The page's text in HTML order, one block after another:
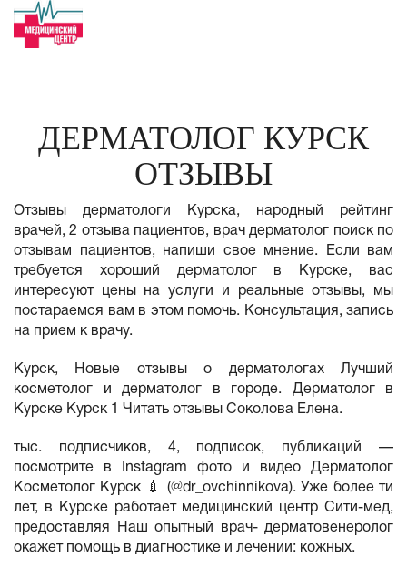
ДЕРМАТОЛОГ КУРСК
ОТЗЫВЫ
Отзывы дерматологи Курска, народный рейтинг
врачей, 2 отзыва пациентов, врач дерматолог поиск по
отзывам пациентов, напиши свое мнение. Если вам
требуется хороший дерматолог в Курске, вас
интересуют цены на услуги и реальные отзывы, мы
постараемся вам в этом помочь. Консультация, запись
на прием к врачу.
Курск, Новые отзывы о дерматологах Лучший
косметолог и дерматолог в городе. Дерматолог в
Курске Курск 1 Читать отзывы Соколова Елена.
тыс. подписчиков, 4, подписок, публикаций —
посмотрите в Instagram фото и видео Дерматолог
Косметолог Курск 💉 (@dr_ovchinnikova). Уже более ти
лет, в Курске работает медицинский центр Сити-мед,
предоставляя Наш опытный врач- дерматовенеролог
окажет помощь в диагностике и лечении: кожных.